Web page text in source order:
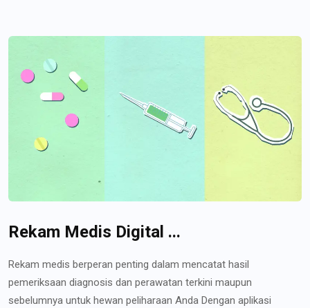
Rekam Medis Digital ...
Rekam medis berperan penting dalam mencatat hasil
pemeriksaan diagnosis dan perawatan terkini maupun
sebelumnya untuk hewan peliharaan Anda Dengan aplikasi